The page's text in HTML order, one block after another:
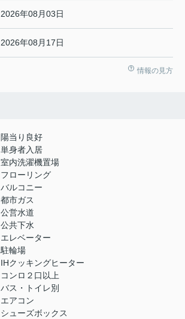
2026年08月03日
2026年08月17日
情報の見方
陽当り良好
単身者入居
室内洗濯機置場
フローリング
バルコニー
都市ガス
公営水道
公共下水
エレベーター
駐輪場
IHクッキングヒーター
コンロ２口以上
バス・トイレ別
エアコン
シューズボックス